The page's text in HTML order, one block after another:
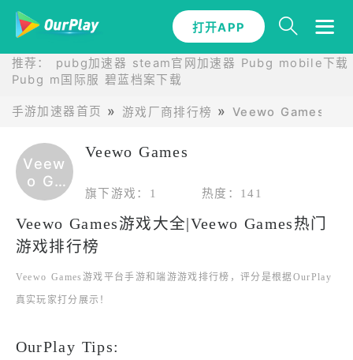
打开APP
推荐： pubg加速器 steam官网加速器 Pubg mobile下载
Pubg m国际服 碧蓝档案下载
手游加速器首页 游戏厂商排行榜 Veewo Games
Veew
o Ga
mes
Veewo Games
旗下游戏：1 热度：141
Veewo Games游戏大全|Veewo Games热门
游戏排行榜
Veewo Games游戏平台手游和端游游戏排行榜，评分是根据OurPlay
真实玩家打分展示！
OurPlay Tips: